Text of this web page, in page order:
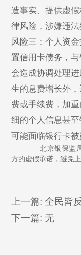
造事实、提供虚
律风险，涉嫌违法
风险三：个人资
置信用卡债务，
会造成协调处理
生的息费增长外
费或手续费，加
细的个人信息甚
可能面临银行卡
北京银保监局
方的虚假承诺，避免
上一篇: 全民皆
下一篇: 无